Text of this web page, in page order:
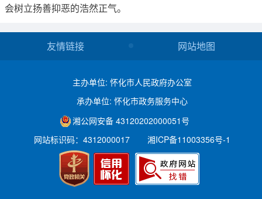
会树立扬善抑恶的浩然正气。
友情链接 网站地图
主办单位: 怀化市人民政府办公室
承办单位: 怀化市政务服务中心
湘公网安备 43120202000051号
网站标识码：4312000017
湘ICP备11003356号-1